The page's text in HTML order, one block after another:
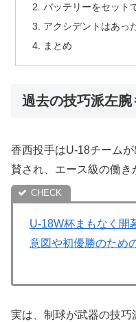
バッテリーをセット
アクシデントはあっ
まとめ
過去の技巧派左
香西投手はU-18チーム
賛され、エース級の働き
U-18W杯まもなく開
意図や初優勝のため
実は、制球が武器の技